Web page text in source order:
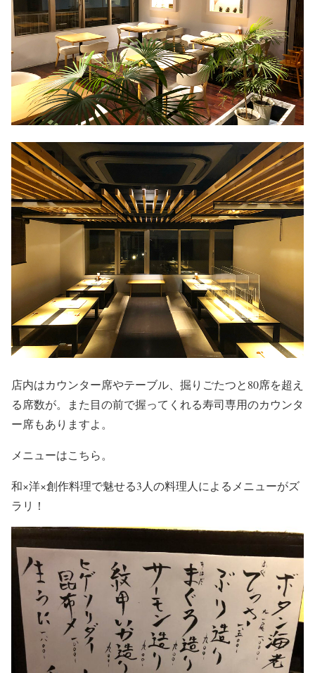
店内はカウンター席やテーブル、掘りごたつと80席を超え
る席数が。また目の前で握ってくれる寿司専用のカウンタ
ー席もありますよ。
メニューはこちら。
和×洋×創作料理で魅せる3人の料理人によるメニューがズ
ラリ！